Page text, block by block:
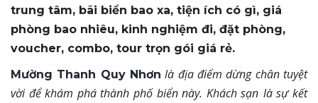
trung tâm, bãi biển bao xa, tiện ích có gì, giá
phòng bao nhiêu, kinh nghiệm đi, đặt phòng,
voucher, combo, tour trọn gói giá rẻ.
Mường Thanh Quy Nhơn là địa điểm dừng chân tuyệt
vời để khám phá thành phố biển này. Khách sạn là sự kết